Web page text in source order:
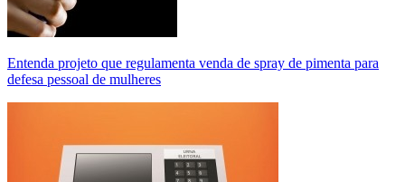
Entenda projeto que regulamenta venda de spray de pimenta para
defesa pessoal de mulheres